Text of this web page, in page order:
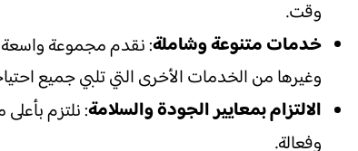
وقت.
خدمات متنوعة وشاملة: نقدم مجموعة واسعة
وغيرها من الخدمات الأخرى التي تلبي جميع
الالتزام بمعايير الجودة والسلامة: نلتزم
وفعالة.